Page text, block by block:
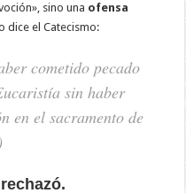
sino una ofensa
dice el Catecismo:
cometido pecado
sin haber
en el sacramento de